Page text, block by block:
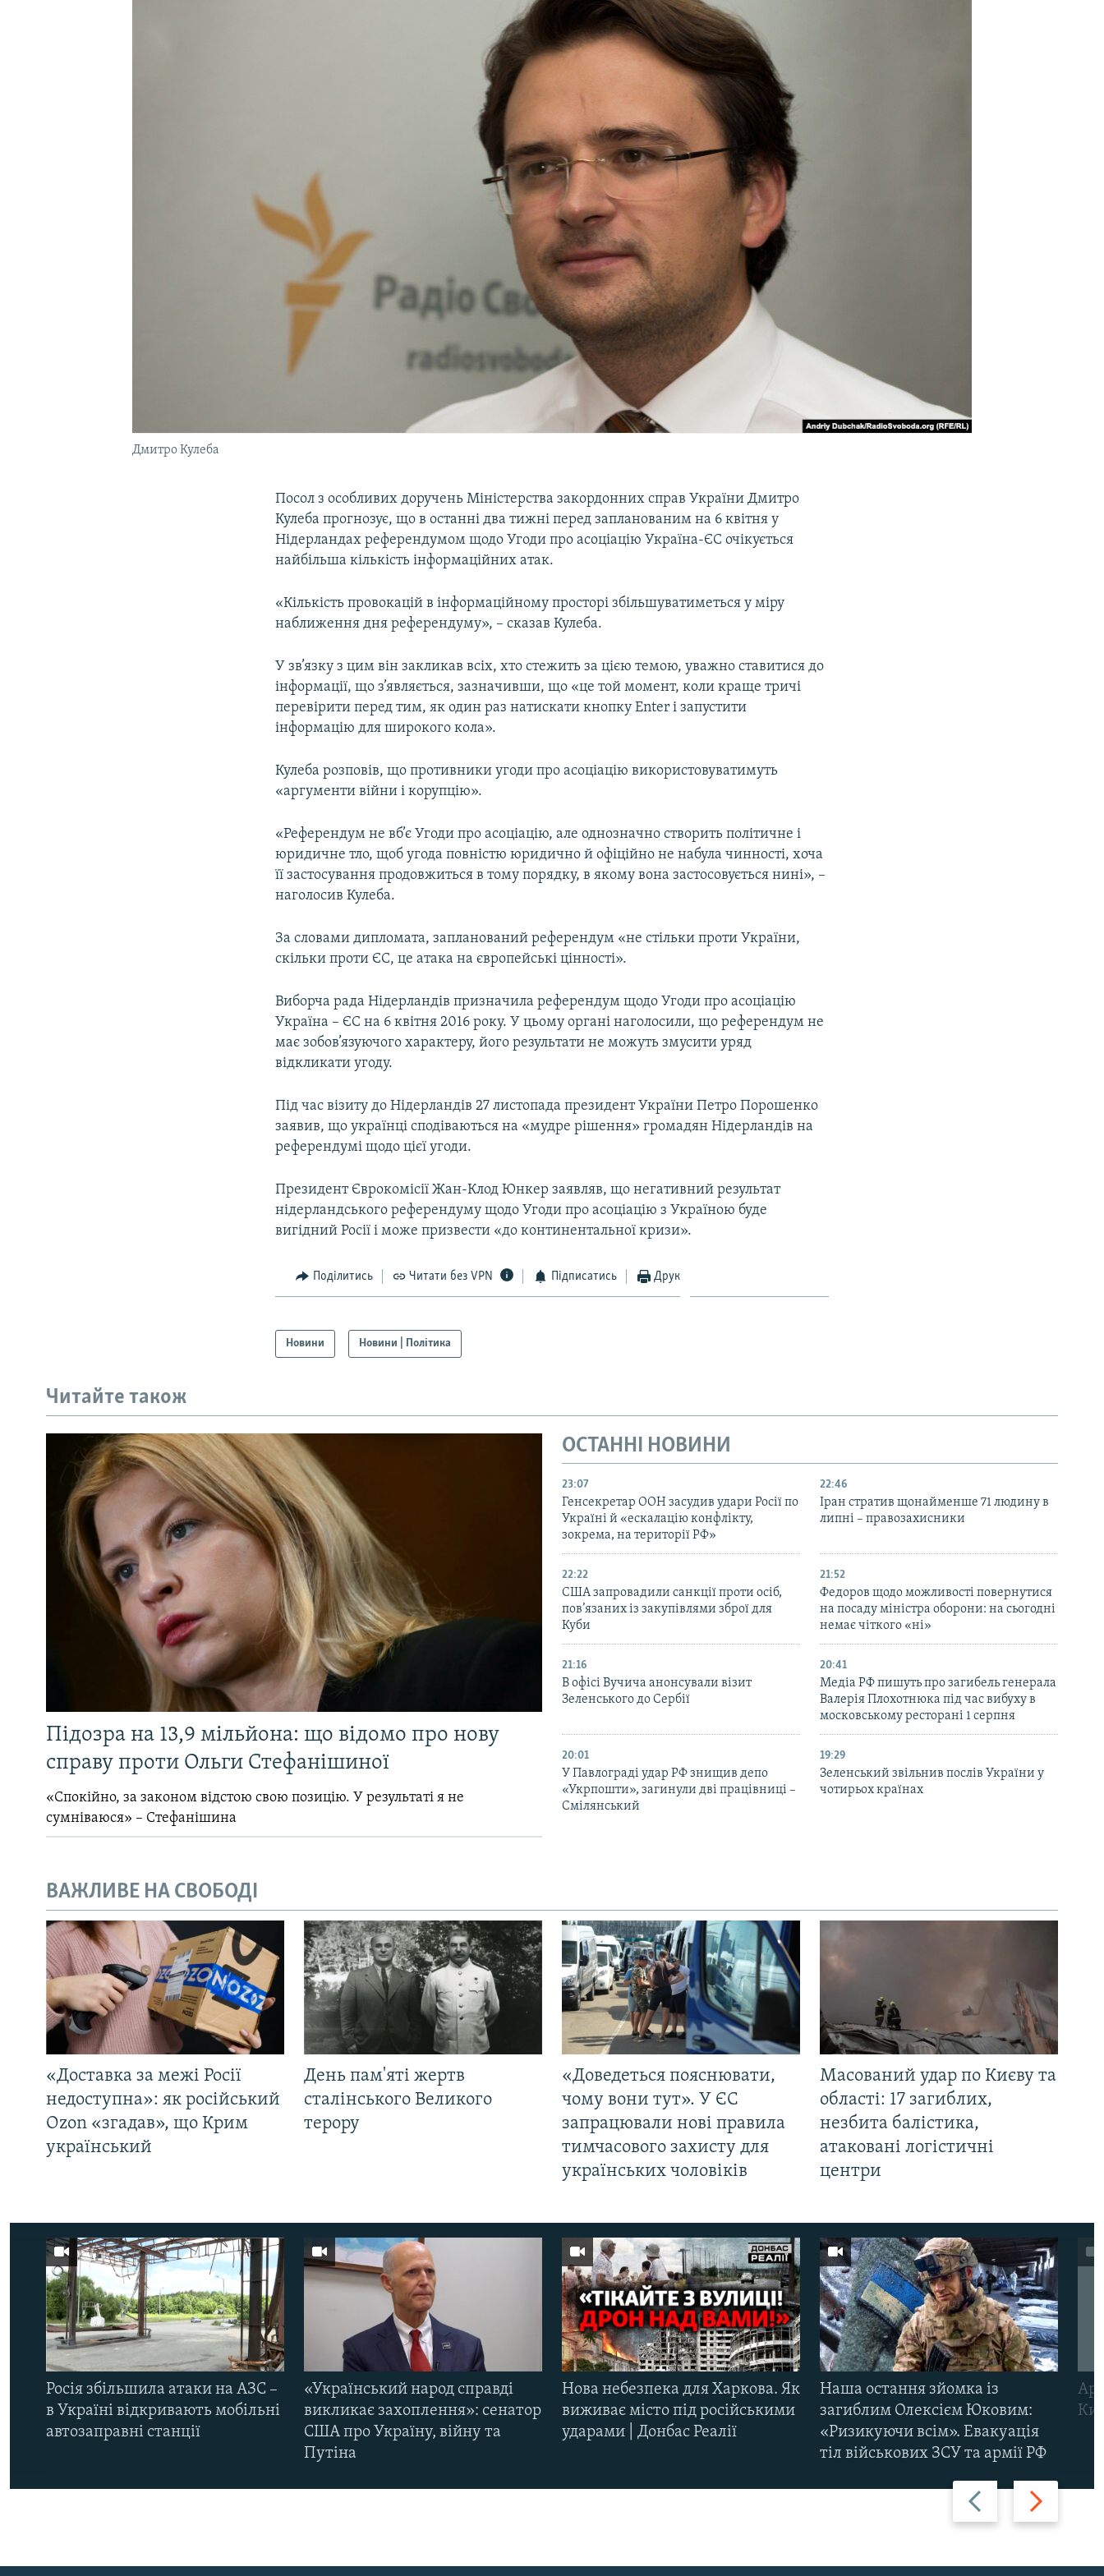
РУС
Дмитро Кулеба
Посол з особливих доручень Міністерства закордонних справ України Дмитро
Кулеба прогнозує, що в останні два тижні перед запланованим на 6 квітня у
Нідерландах референдумом щодо Угоди про асоціацію Україна-ЄС очікується
найбільша кількість інформаційних атак.
«Кількість провокацій в інформаційному просторі збільшуватиметься у міру
наближення дня референдуму», – сказав Кулеба.
У зв’язку з цим він закликав всіх, хто стежить за цією темою, уважно ставитися до
інформації, що з’являється, зазначивши, що «це той момент, коли краще тричі
перевірити перед тим, як один раз натискати кнопку Enter і запустити
інформацію для широкого кола».
Кулеба розповів, що противники угоди про асоціацію використовуватимуть
«аргументи війни і корупцію».
«Референдум не вб’є Угоди про асоціацію, але однозначно створить політичне і
юридичне тло, щоб угода повністю юридично й офіційно не набула чинності, хоча
її застосування продовжиться в тому порядку, в якому вона застосовується нині», –
наголосив Кулеба.
За словами дипломата, запланований референдум «не стільки проти України,
скільки проти ЄС, це атака на європейські цінності».
Виборча рада Нідерландів призначила референдум щодо Угоди про асоціацію
Україна – ЄС на 6 квітня 2016 року. У цьому органі наголосили, що референдум не
має зобов’язуючого характеру, його результати не можуть змусити уряд
відкликати угоду.
Під час візиту до Нідерландів 27 листопада президент України Петро Порошенко
заявив, що українці сподіваються на «мудре рішення» громадян Нідерландів на
референдумі щодо цієї угоди.
Президент Єврокомісії Жан-Клод Юнкер заявляв, що негативний результат
нідерландського референдуму щодо Угоди про асоціацію з Україною буде
вигідний Росії і може призвести «до континентальної кризи».
Поділитись Читати без VPN Підписатись Друк
Новини Новини | Політика
Читайте також
Підозра на 13,9 мільйона: що відомо про нову
справу проти Ольги Стефанішиної
«Спокійно, за законом відстою свою позицію. У результаті я не
сумніваюся» – Стефанішина
ОСТАННІ НОВИНИ
23:07
Генсекретар ООН засудив удари Росії по
Україні й «ескалацію конфлікту,
зокрема, на території РФ»
22:46
Іран стратив щонайменше 71 людину в
липні – правозахисники
22:22
США запровадили санкції проти осіб,
пов’язаних із закупівлями зброї для
Куби
21:52
Федоров щодо можливості повернутися
на посаду міністра оборони: на сьогодні
немає чіткого «ні»
21:16
В офісі Вучича анонсували візит
Зеленського до Сербії
20:41
Медіа РФ пишуть про загибель генерала
Валерія Плохотнюка під час вибуху в
московському ресторані 1 серпня
20:01
У Павлограді удар РФ знищив депо
«Укрпошти», загинули дві працівниці –
Смілянський
19:29
Зеленський звільнив послів України у
чотирьох країнах
ВАЖЛИВЕ НА СВОБОДІ
«Доставка за межі Росії
недоступна»: як російський
Ozon «згадав», що Крим
український
День пам'яті жертв
сталінського Великого
терору
«Доведеться пояснювати,
чому вони тут». У ЄС
запрацювали нові правила
тимчасового захисту для
українських чоловіків
Масований удар по Києву та
області: 17 загиблих,
незбита балістика,
атаковані логістичні
центри
Назад Вперед
Росія збільшила атаки на АЗС –
в Україні відкривають мобільні
автозаправні станції
«Український народ справді
викликає захоплення»: сенатор
США про Україну, війну та
Путіна
Нова небезпека для Харкова. Як
виживає місто під російськими
ударами | Донбас Реалії
Наша остання зйомка із
загиблим Олексієм Юковим:
«Ризикуючи всім». Евакуація
тіл військових ЗСУ та армії РФ